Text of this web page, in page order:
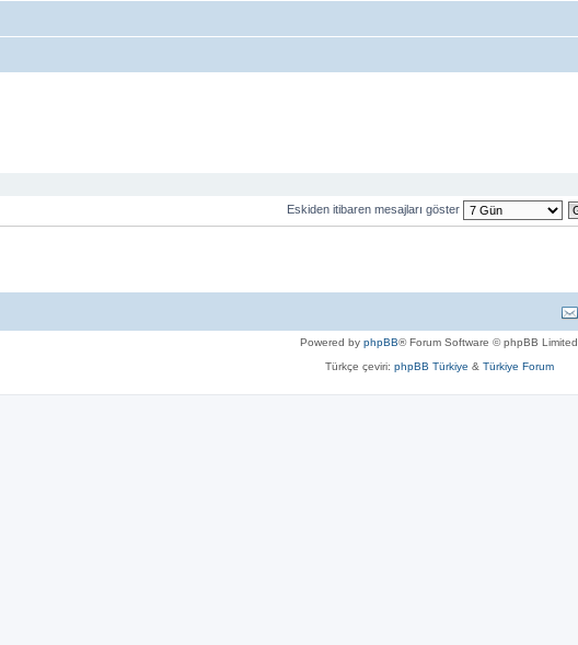
Eskiden itibaren mesajları göster
Powered by phpBB® Forum Software © phpBB Limited
Türkçe çeviri: phpBB Türkiye & Türkiye Forum